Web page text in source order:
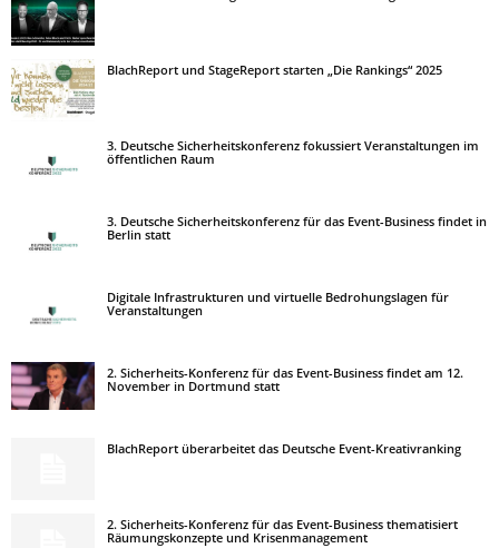
BlachReport und StageReport starten „Die Rankings“ 2025
3. Deutsche Sicherheitskonferenz fokussiert Veranstaltungen im
öffentlichen Raum
3. Deutsche Sicherheitskonferenz für das Event-Business findet in
Berlin statt
Digitale Infrastrukturen und virtuelle Bedrohungslagen für
Veranstaltungen
2. Sicherheits-Konferenz für das Event-Business findet am 12.
November in Dortmund statt
BlachReport überarbeitet das Deutsche Event-Kreativranking
2. Sicherheits-Konferenz für das Event-Business thematisiert
Räumungskonzepte und Krisenmanagement